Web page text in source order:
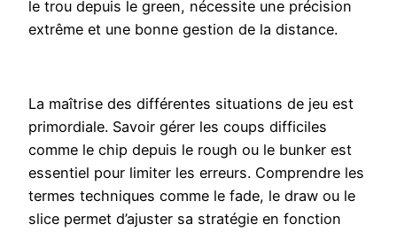
le trou depuis le green, nécessite une précision
extrême et une bonne gestion de la distance.
La maîtrise des différentes situations de jeu est
primordiale. Savoir gérer les coups difficiles
comme le chip depuis le rough ou le bunker est
essentiel pour limiter les erreurs. Comprendre les
termes techniques comme le fade, le draw ou le
slice permet d’ajuster sa stratégie en fonction